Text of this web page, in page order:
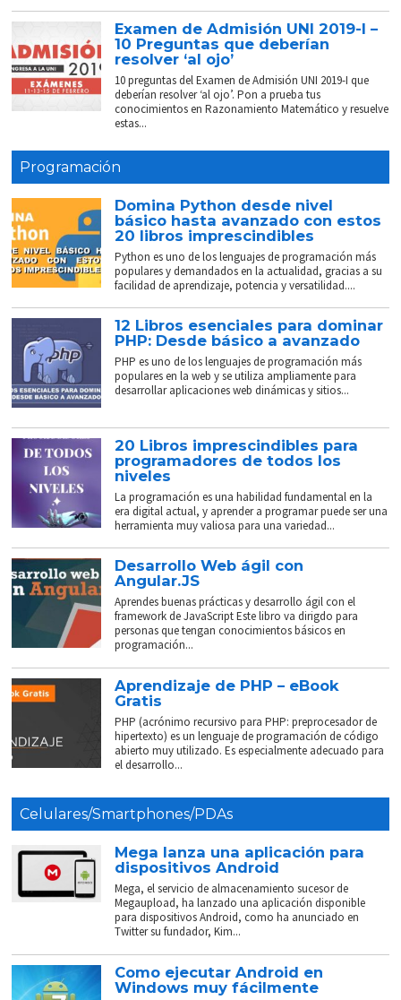
Examen de Admisión UNI 2019-I –
10 Preguntas que deberían
resolver ‘al ojo’
10 preguntas del Examen de Admisión UNI 2019-I que
deberían resolver ‘al ojo’. Pon a prueba tus
conocimientos en Razonamiento Matemático y resuelve
estas...
Programación
Domina Python desde nivel
básico hasta avanzado con estos
20 libros imprescindibles
Python es uno de los lenguajes de programación más
populares y demandados en la actualidad, gracias a su
facilidad de aprendizaje, potencia y versatilidad....
12 Libros esenciales para dominar
PHP: Desde básico a avanzado
PHP es uno de los lenguajes de programación más
populares en la web y se utiliza ampliamente para
desarrollar aplicaciones web dinámicas y sitios...
20 Libros imprescindibles para
programadores de todos los
niveles
La programación es una habilidad fundamental en la
era digital actual, y aprender a programar puede ser una
herramienta muy valiosa para una variedad...
Desarrollo Web ágil con
Angular.JS
Aprendes buenas prácticas y desarrollo ágil con el
framework de JavaScript Este libro va dirigdo para
personas que tengan conocimientos básicos en
programación...
Aprendizaje de PHP – eBook
Gratis
PHP (acrónimo recursivo para PHP: preprocesador de
hipertexto) es un lenguaje de programación de código
abierto muy utilizado. Es especialmente adecuado para
el desarrollo...
Celulares/Smartphones/PDAs
Mega lanza una aplicación para
dispositivos Android
Mega, el servicio de almacenamiento sucesor de
Megaupload, ha lanzado una aplicación disponible
para dispositivos Android, como ha anunciado en
Twitter su fundador, Kim...
Como ejecutar Android en
Windows muy fácilmente